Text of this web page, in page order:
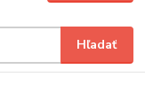
Hľadať